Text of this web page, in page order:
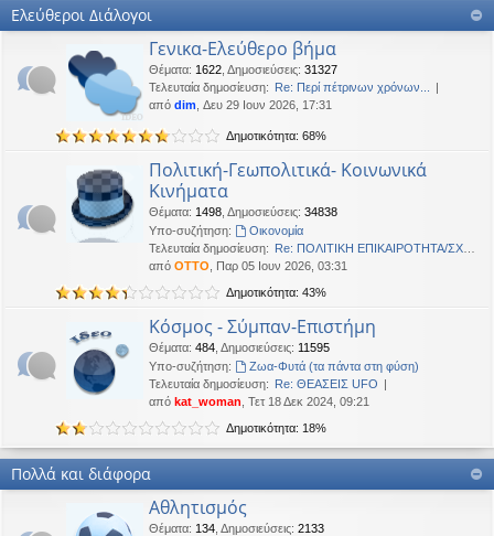
OTTO•Τετ 18 Μαρ 2026, 21:30
Oropion Τρί 17 Μαρ 2026, 07:43
Καλησπερα
panta•Δευ 16 Μαρ 2026, 03:18
Έκανε Like σε αυτό το μήνυμα
OTTO έγραψε:↑
Καλώστονε. Είναι υπό κατοχή στο καθεστώς ΝΔ.
Δευ 16 Φεβ 2026, 18:20
Δευ 16 Φεβ 2026, 02:33
Γεια χαρά. καλέ, πού πήγαν οι κόσμοι;
BlueAngel Πέμ 29 Ιαν 2026, 22:08
likes this message
OTTOέγραψε:↑
Καλησπερα
OTTO•Δευ 19 Ιαν 2026, 16:53
Καλησπερα
Ελεύθεροι Διάλογοι
Γενικα-Ελεύθερο βήμα
Θέματα: 1622 Δημοσιεύσεις: 31327
Τελευταία δημοσίευση: Re: Περί πέτρινων χρόνων...
από dim , Δευ 29 Ιουν 2026, 17:31
Δημοτικότητα: 68%
Πολιτική-Γεωπολιτικά- Κοινωνικά
Κινήματα
Θέματα: 1498 Δημοσιεύσεις: 34838
Υπο-συζήτηση:
Oικονομία
Τελευταία δημοσίευση: Re: ΠΟΛΙΤΙΚΗ ΕΠΙΚΑΙΡΟΤΗΤΑ/ΣΧΟ…
από OTTO , Παρ 05 Ιουν 2026, 03:31
Δημοτικότητα: 43%
Κόσμος - Σύμπαν-Επιστήμη
Θέματα: 484 Δημοσιεύσεις: 11595
Υπο-συζήτηση:
Ζωα-Φυτά (τα πάντα στη φύση)
Τελευταία δημοσίευση: Re: ΘΕΑΣΕΙΣ UFO
από kat_woman , Τετ 18 Δεκ 2024, 09:21
Δημοτικότητα: 18%
Πολλά και διάφορα
Αθλητισμός
Θέματα: 134 Δημοσιεύσεις: 2133